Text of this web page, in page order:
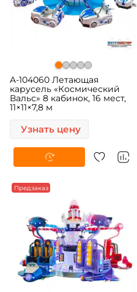
A-104060 Летающая
карусель «Космический
Вальс» 8 кабинок, 16 мест,
11×11×7,8 м
Узнать цену
Предзаказ